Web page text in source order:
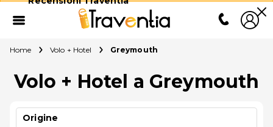
Home Volo + Hotel Greymouth
Volo + Hotel a Greymouth
Origine